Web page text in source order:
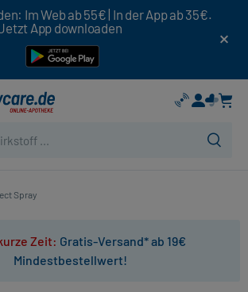
Im Web ab 55€ | In der App ab 35€.
App downloaden
Spray
Zeit: Gratis-Versand* ab 19€
Mindestbestellwert!